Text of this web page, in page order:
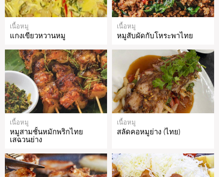
เนื้อหมู
แกงเขียวหวานหมู
เนื้อหมู
หมูสับผัดกับโหระพาไทย
เนื้อหมู
หมูสามชั้นหมักพริกไทย
เสฉวนย่าง
เนื้อหมู
สลัดคอหมูย่าง (ไทย)